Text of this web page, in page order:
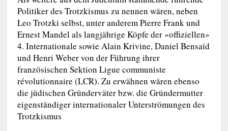
Politiker des Trotzkismus zu nennen wären, neben
Leo Trotzki selbst, unter anderem Pierre Frank und
Ernest Mandel als langjährige Köpfe der «offiziellen»
4. Internationale sowie Alain Krivine, Daniel Bensaïd
und Henri Weber von der Führung ihrer
französischen Sektion Ligue communiste
révolutionnaire (LCR). Zu erwähnen wären ebenso
die jüdischen Gründerväter bzw. die Gründermutter
eigenständiger internationaler Unterströmungen des
Trotzkismus